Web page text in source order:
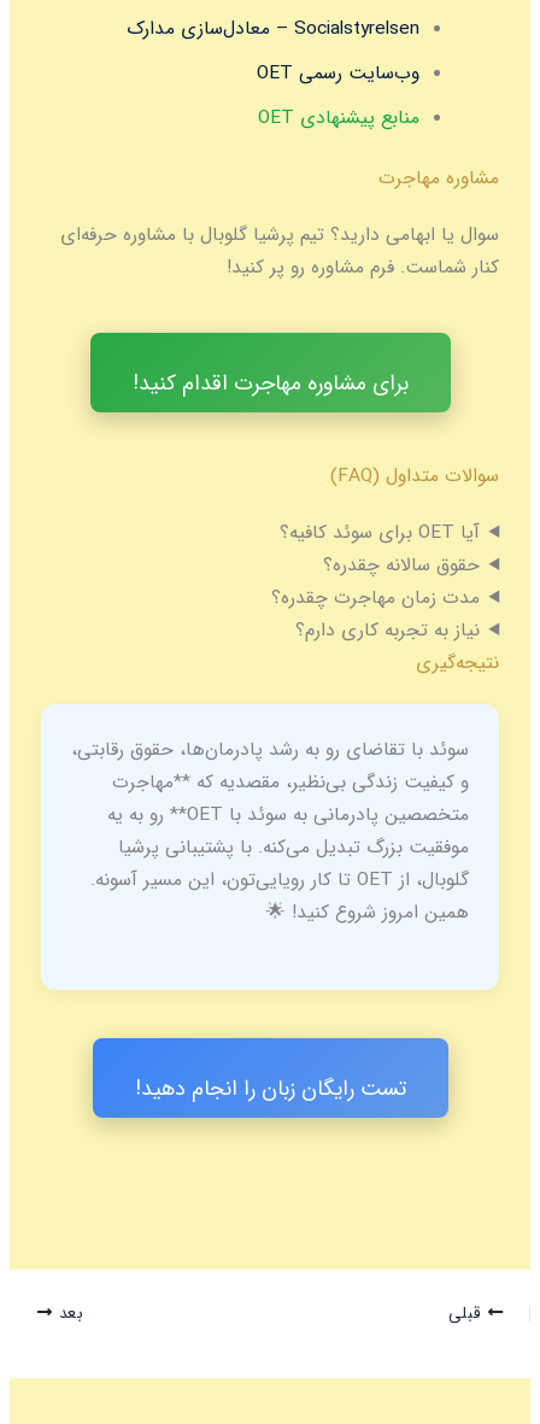
Socialstyrelsen – معادل‌سازی مدارک
وب‌سایت رسمی OET
منابع پیشنهادی OET
مشاوره مهاجرت
سوال یا ابهامی دارید؟ تیم پرشیا گلوبال با مشاوره حرفه‌ای
کنار شماست. فرم مشاوره رو پر کنید!
برای مشاوره مهاجرت اقدام کنید!
سوالات متداول (FAQ)
آیا OET برای سوئد کافیه؟
حقوق سالانه چقدره؟
مدت زمان مهاجرت چقدره؟
نیاز به تجربه کاری دارم؟
نتیجه‌گیری
سوئد با تقاضای رو به رشد پادرمان‌ها، حقوق رقابتی،
و کیفیت زندگی بی‌نظیر، مقصدیه که **مهاجرت
متخصصین پادرمانی به سوئد با OET** رو به یه
موفقیت بزرگ تبدیل می‌کنه. با پشتیبانی پرشیا
گلوبال، از OET تا کار رویایی‌تون، این مسیر آسونه.
همین امروز شروع کنید! 🌟
تست رایگان زبان را انجام دهید!
قبلی بعد